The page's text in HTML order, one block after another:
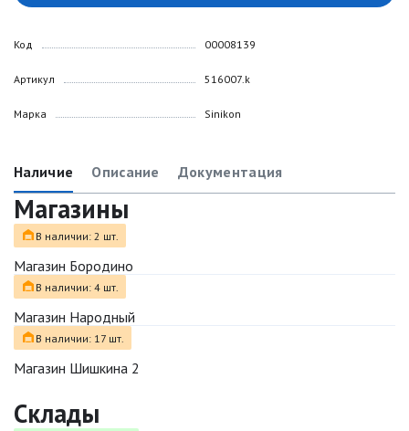
Код
Артикул
Марка
00008139
516007.k
Sinikon
Наличие Описание Документация
Магазины
В наличии: 2 шт.
Магазин Бородино
В наличии: 4 шт.
Магазин Народный
В наличии: 17 шт.
Магазин Шишкина 2
Склады